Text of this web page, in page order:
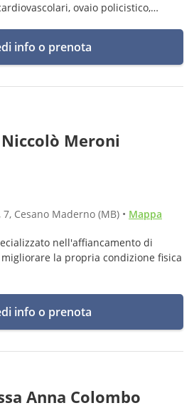
ovaio policistico,
info o prenota
Meroni
Cesano Maderno (MB) • Mappa
nell'affiancamento di
la propria condizione fisica
info o prenota
Anna Colombo